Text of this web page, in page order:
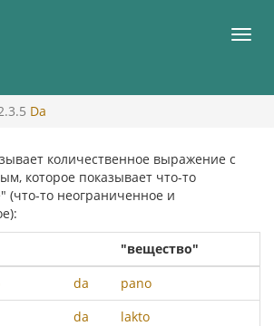
Da
количественное выражение c
которое показывает что-то
(что-то неограниченное и
"вещество"
da
pano
da
lakto